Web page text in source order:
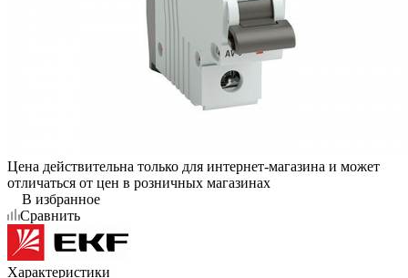
Цена действительна только для интернет-магазина и может
отличаться от цен в розничных магазинах
В избранное
Сравнить
Характеристики